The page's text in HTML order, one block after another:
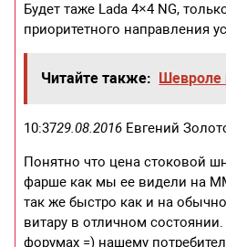
Будет таже Lada 4×4 NG,
приоритетного направления
Читайте также: Шевроле
10:3729.08.2016 Евгений
Понятно что цена стоковой
фарше как мы ее видели на
так же быстро как и на
витару в отличном
форумах =) нашему